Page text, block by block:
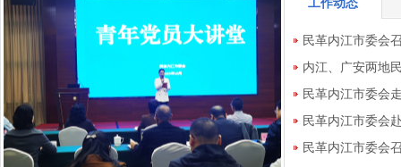
工作动态
民革内江市委会
议
内江、广安两地
位一体”建设“回
民革内江市委会
民革内江市委会
民革内江市委会